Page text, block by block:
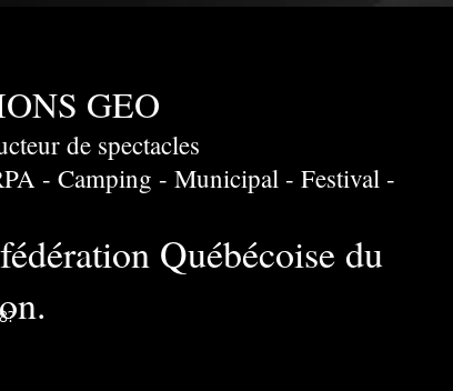
GEO
de spectacles
- Camping - Municipal - Festival -
Québécoise du